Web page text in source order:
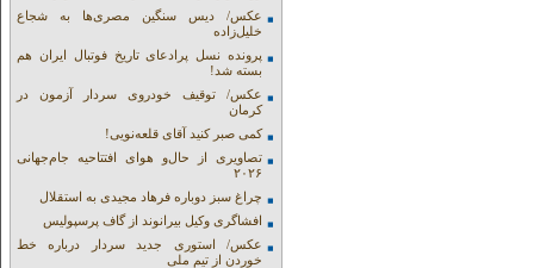
عکس/ دیس سنگین مصری‌ها به شجاع
خلیل‌زاده
پرونده نسل پرادعای تاریخ فوتبال ایران هم
بسته شد!
عکس/ توقیف خودروی سردار آزمون در
کرمان
کمی صبر کنید آقای قلعه‌نویی!
تصاویری از حال‌و هوای افتتاحیه جام‌جهانی
۲۰۲۶
چراغ سبز دوباره فرهاد مجیدی به استقلال
افشاگری وکیل بیرانوند از گاف‌ پرسپولیس
عکس/ استوری جدید سردار درباره خط
خوردن از تیم ملی